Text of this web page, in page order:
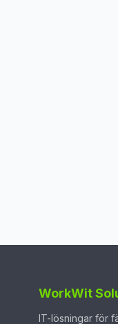
WorkWit
IT-lösningar för